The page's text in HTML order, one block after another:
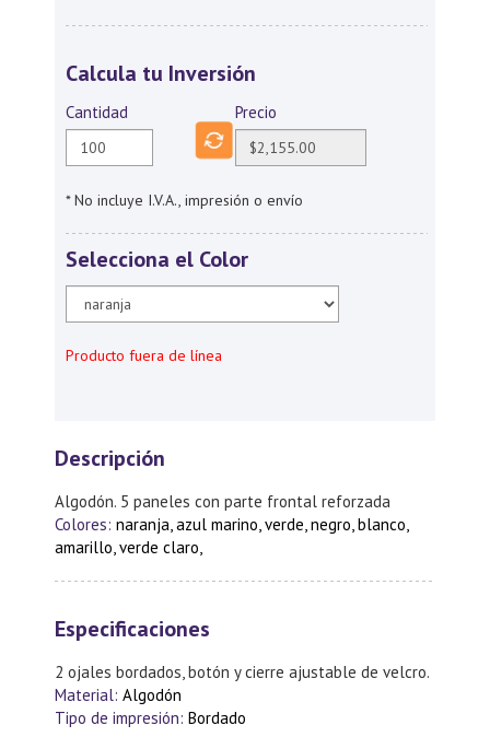
Calcula tu Inversión
Cantidad Precio
* No incluye I.V.A., impresión o envío
Selecciona el Color
Producto fuera de línea
Descripción
Algodón. 5 paneles con parte frontal reforzada
Colores: naranja, azul marino, verde, negro, blanco,
amarillo, verde claro,
Especificaciones
2 ojales bordados, botón y cierre ajustable de velcro.
Material: Algodón
Tipo de impresión: Bordado